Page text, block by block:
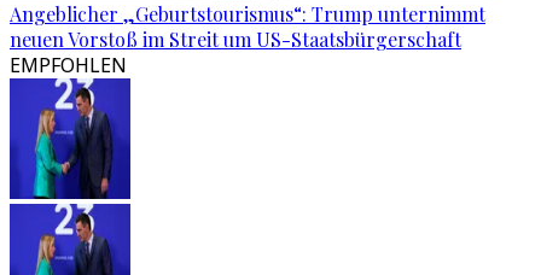
Angeblicher „Geburtstourismus“: Trump unternimmt
neuen Vorstoß im Streit um US-Staatsbürgerschaft
EMPFOHLEN